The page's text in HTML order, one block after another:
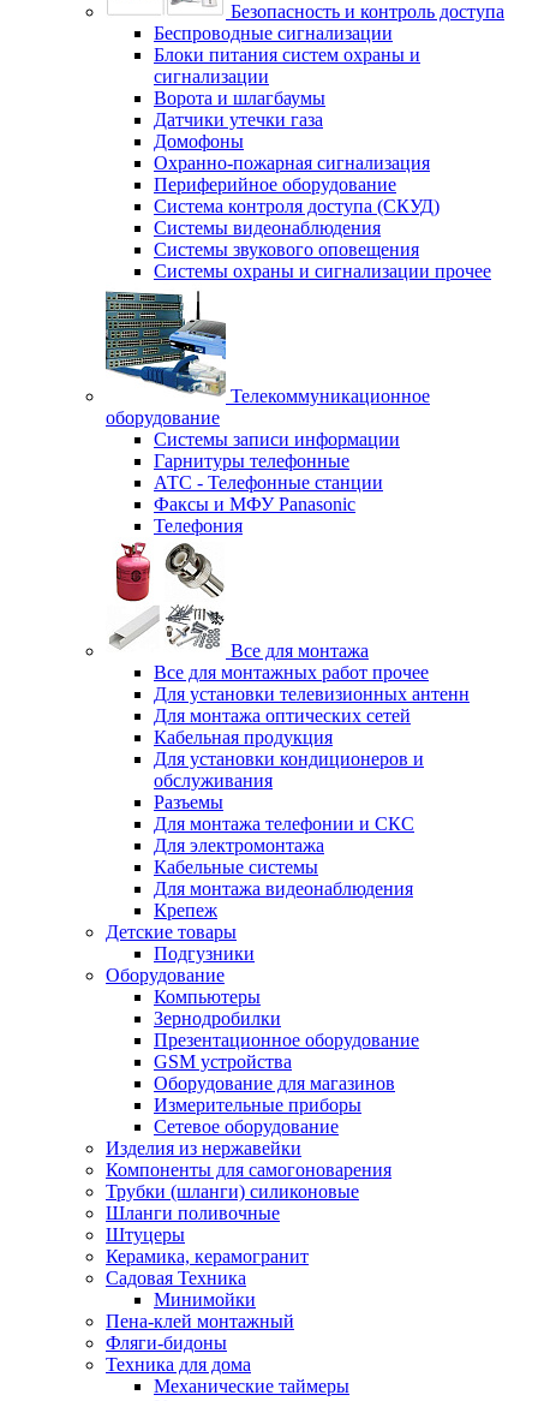
Безопасность и контроль доступа
Беспроводные сигнализации
Блоки питания систем охраны и
сигнализации
Ворота и шлагбаумы
Датчики утечки газа
Домофоны
Охранно-пожарная сигнализация
Периферийное оборудование
Система контроля доступа (СКУД)
Системы видеонаблюдения
Системы звукового оповещения
Системы охраны и сигнализации прочее
Телекоммуникационное
оборудование
Системы записи информации
Гарнитуры телефонные
АТС - Телефонные станции
Факсы и МФУ Panasonic
Телефония
Все для монтажа
Все для монтажных работ прочее
Для установки телевизионных антенн
Для монтажа оптических сетей
Кабельная продукция
Для установки кондиционеров и
обслуживания
Разъемы
Для монтажа телефонии и СКС
Для электромонтажа
Кабельные системы
Для монтажа видеонаблюдения
Крепеж
Детские товары
Подгузники
Оборудование
Компьютеры
Зернодробилки
Презентационное оборудование
GSM устройства
Оборудование для магазинов
Измерительные приборы
Сетевое оборудование
Изделия из нержавейки
Компоненты для самогоноварения
Трубки (шланги) силиконовые
Шланги поливочные
Штуцеры
Керамика, керамогранит
Садовая Техника
Минимойки
Пена-клей монтажный
Фляги-бидоны
Техника для дома
Механические таймеры